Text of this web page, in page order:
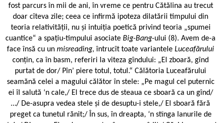
fost parcurs în mii de ani, în vreme ce pentru Cătălina au trecut
doar cîteva zile; ceea ce infirmă ipoteza dilatării timpului din
teoria relativității, nu și intuiția poetică privind teoria „spumei
cuantice“ a spațiu-timpului asociate Big-Bang-ului (8). Avem de-a
face însă cu un misreading, întrucît toate variantele Luceafărului
conțin, ca în basm, referiri la viteza gîndului: „El zboară, gînd
purtat de dor/ Pîn’ piere totul, totul.“ Călătoria Luceafărului
seamănă celei a magului călător în stele: „Pe magul cel puternic
ei îl salută ‘n cale,/ El trece dus de steaua ce sboară ca un gînd/
…/ De-asupra vedea stele și de desuptu-i stele,/ El sboară fără
preget ca tunetul rănit;/ În sus, în dreapta, ‘n stînga lanurile de